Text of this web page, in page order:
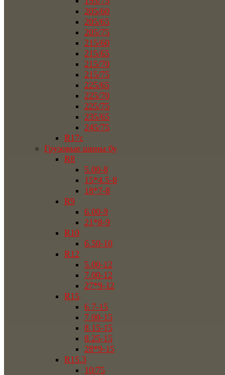
205/60
205/65
205/75
215/60
215/65
215/70
215/75
225/65
225/70
225/75
235/65
245/75
R17c
Грузовые шины бу
R8
5.00-8
15*4.5-8
18*7-8
R9
6.00-9
21*8-9
R10
6.50-10
R12
5.00-12
7.00-12
27*9-12
R15
6.7-15
7.00-15
8.15-15
8.25-15
28*9-15
R15.3
10/75